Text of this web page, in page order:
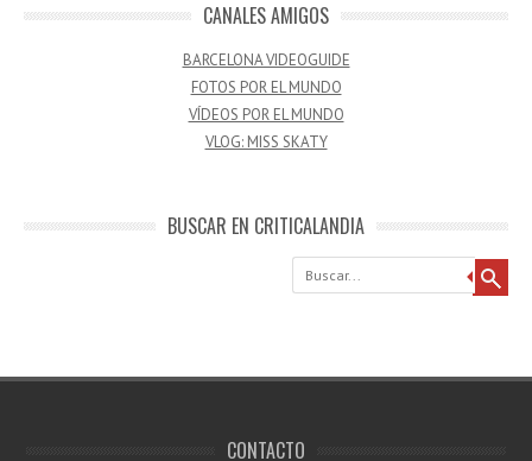
CANALES AMIGOS
BARCELONA VIDEOGUIDE
FOTOS POR EL MUNDO
VÍDEOS POR EL MUNDO
VLOG: MISS SKATY
BUSCAR EN CRITICALANDIA
Buscar
CONTACTO